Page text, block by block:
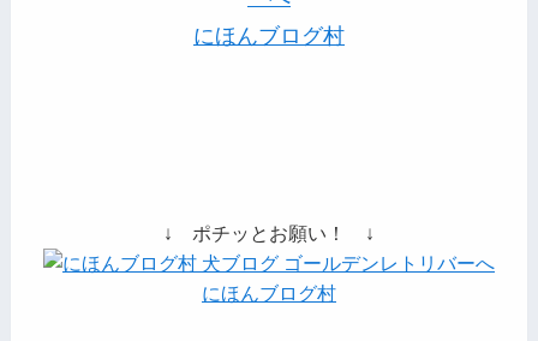
にほんブログ村
↓ ポチッとお願い！ ↓
にほんブログ村